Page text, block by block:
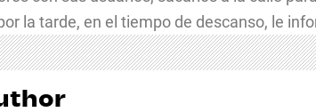
la tarde, en el tiempo de descanso, le